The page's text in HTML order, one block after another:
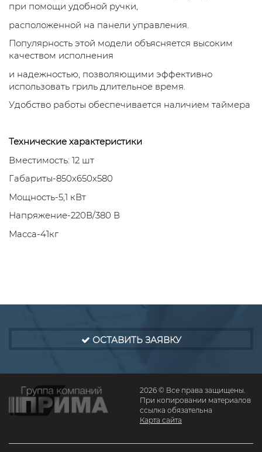
при помощи удобной ручки,
расположенной на панели управления.
Популярность этой модели объясняется высоким
качеством исполнения
и надежностью, позволяющими эффективно
использовать гриль длительное время.
Удобство работы обеспечивается наличием таймера
Технические характеристики
Вместимость: 12 шт
Габариты-850х650х580
Мощность-5,1 кВт
Напряжение-220В/380 В
Масса-41кг
ОСТАВИТЬ ЗАЯВКУ
2026 © Все права защищены.
При копировании материалов
ссылка обязательна
Карта сайта